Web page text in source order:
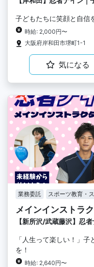
子どもたちに笑顔と自信
時給: 2,000円〜
大阪府岸和田市堺町1-1
気になる
業務委託 スポーツ教育・
メインインストラ
【新所沢/武蔵藤沢】忍
「人生って楽しい！」
を！
時給: 2,640円〜